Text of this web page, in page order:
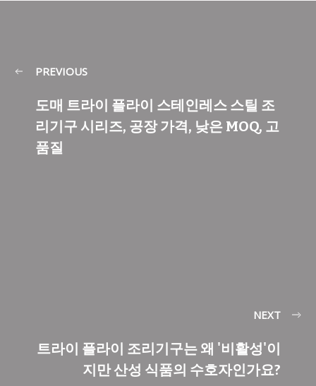
PREVIOUS
도매 트라이 플라이 스테인레스 스틸 조
리기구 시리즈, 공장 가격, 낮은 MOQ, 고
품질
NEXT
트라이 플라이 조리기구는 왜 '비활성'이
지만 산성 식품의 수호자인가요?